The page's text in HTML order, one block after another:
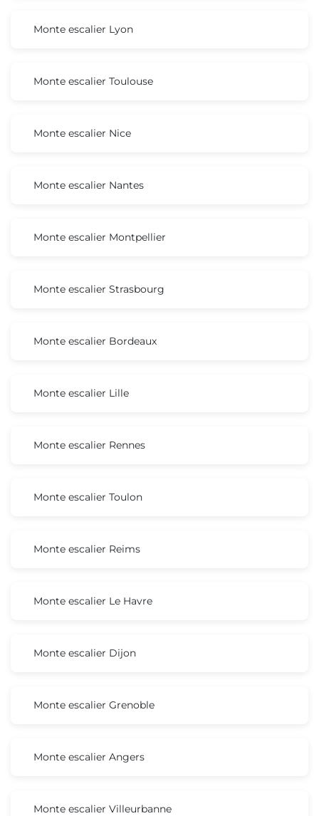
Monte escalier Lyon
Monte escalier Toulouse
Monte escalier Nice
Monte escalier Nantes
Monte escalier Montpellier
Monte escalier Strasbourg
Monte escalier Bordeaux
Monte escalier Lille
Monte escalier Rennes
Monte escalier Toulon
Monte escalier Reims
Monte escalier Le Havre
Monte escalier Dijon
Monte escalier Grenoble
Monte escalier Angers
Monte escalier Villeurbanne